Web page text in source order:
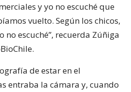
y yo no escuché que
vuelto. Según los chicos,
no escuché”, recuerda Zúñiga
de estar en el
entraba la cámara y, cuando